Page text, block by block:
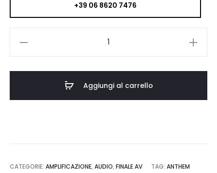
+39 06 8620 7476
Aggiungi al carrello
CATEGORIE: AMPLIFICAZIONE, AUDIO, FINALE AV TAG: ANTHEM